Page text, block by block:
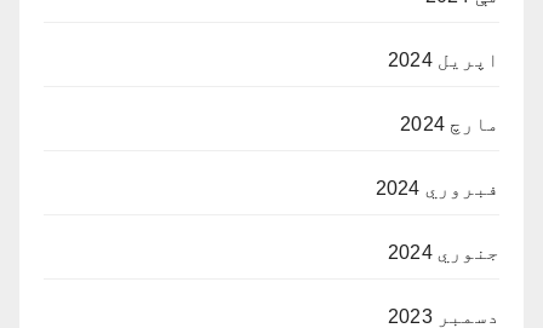
اپریل 2024
مارچ 2024
فبروري 2024
جنوري 2024
دسمبر 2023